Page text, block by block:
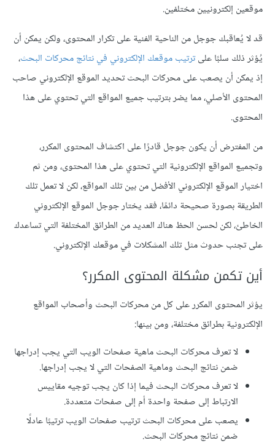
موقعين إلكترونيين مختلفين.
قد لا يُعاقبك جوجل من الناحية الفنية على تكرار المحتوى، ولكن يمكن أن
يُؤثر ذلك سلبًا علىترتيب موقعك الإلكتروني في نتائج محركات البحث،
إذ يمكن أن يصعب على محركات البحث تحديد الموقع الإلكتروني صاحب
المحتوى الأصلي، مما يضر بترتيب جميع المواقع التي تحتوي على هذا
المحتوى.
من المفترض أن يكون جوجل قادرًا على اكتشاف المحتوى المكرر،
وتجميع المواقع الإلكترونية التي تحتوي على هذا المحتوى، ومن ثم
اختيار الموقع الإلكتروني الأفضل من بين تلك المواقع، لكن لا تعمل تلك
الطريقة بصورة صحيحة دائمًا، فقد يختار جوجل الموقع الإلكتروني
الخاطئ، لكن لحسن الحظ هناك العديد من الطرائق المختلفة التي تساعدك
على تجنب حدوث مثل تلك المشكلات في موقعك الإلكتروني.
أين تكمن مشكلة المحتوى المكرر؟
يؤثر المحتوى المكرر على كل من محركات البحث وأصحاب المواقع
الإلكترونية بطرائق مختلفة، ومن بينها:
لا تعرف محركات البحث ماهية صفحات الويب التي يجب إدراجها
ضمن نتائج البحث وماهية الصفحات التي لا يجب إدراجها.
لا تعرف محركات البحث فيما إذا كان يجب توجيه مقاييس
الارتباط إلى صفحة واحدة أم إلى صفحات متعددة.
يصعب على محركات البحث ترتيب صفحات الويب ترتيبًا عادلًا
ضمن نتائج محركات البحث.